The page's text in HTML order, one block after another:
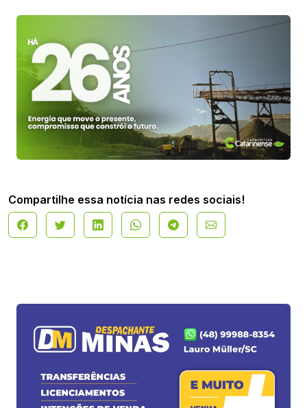
Compartilhe essa notícia nas redes sociais!